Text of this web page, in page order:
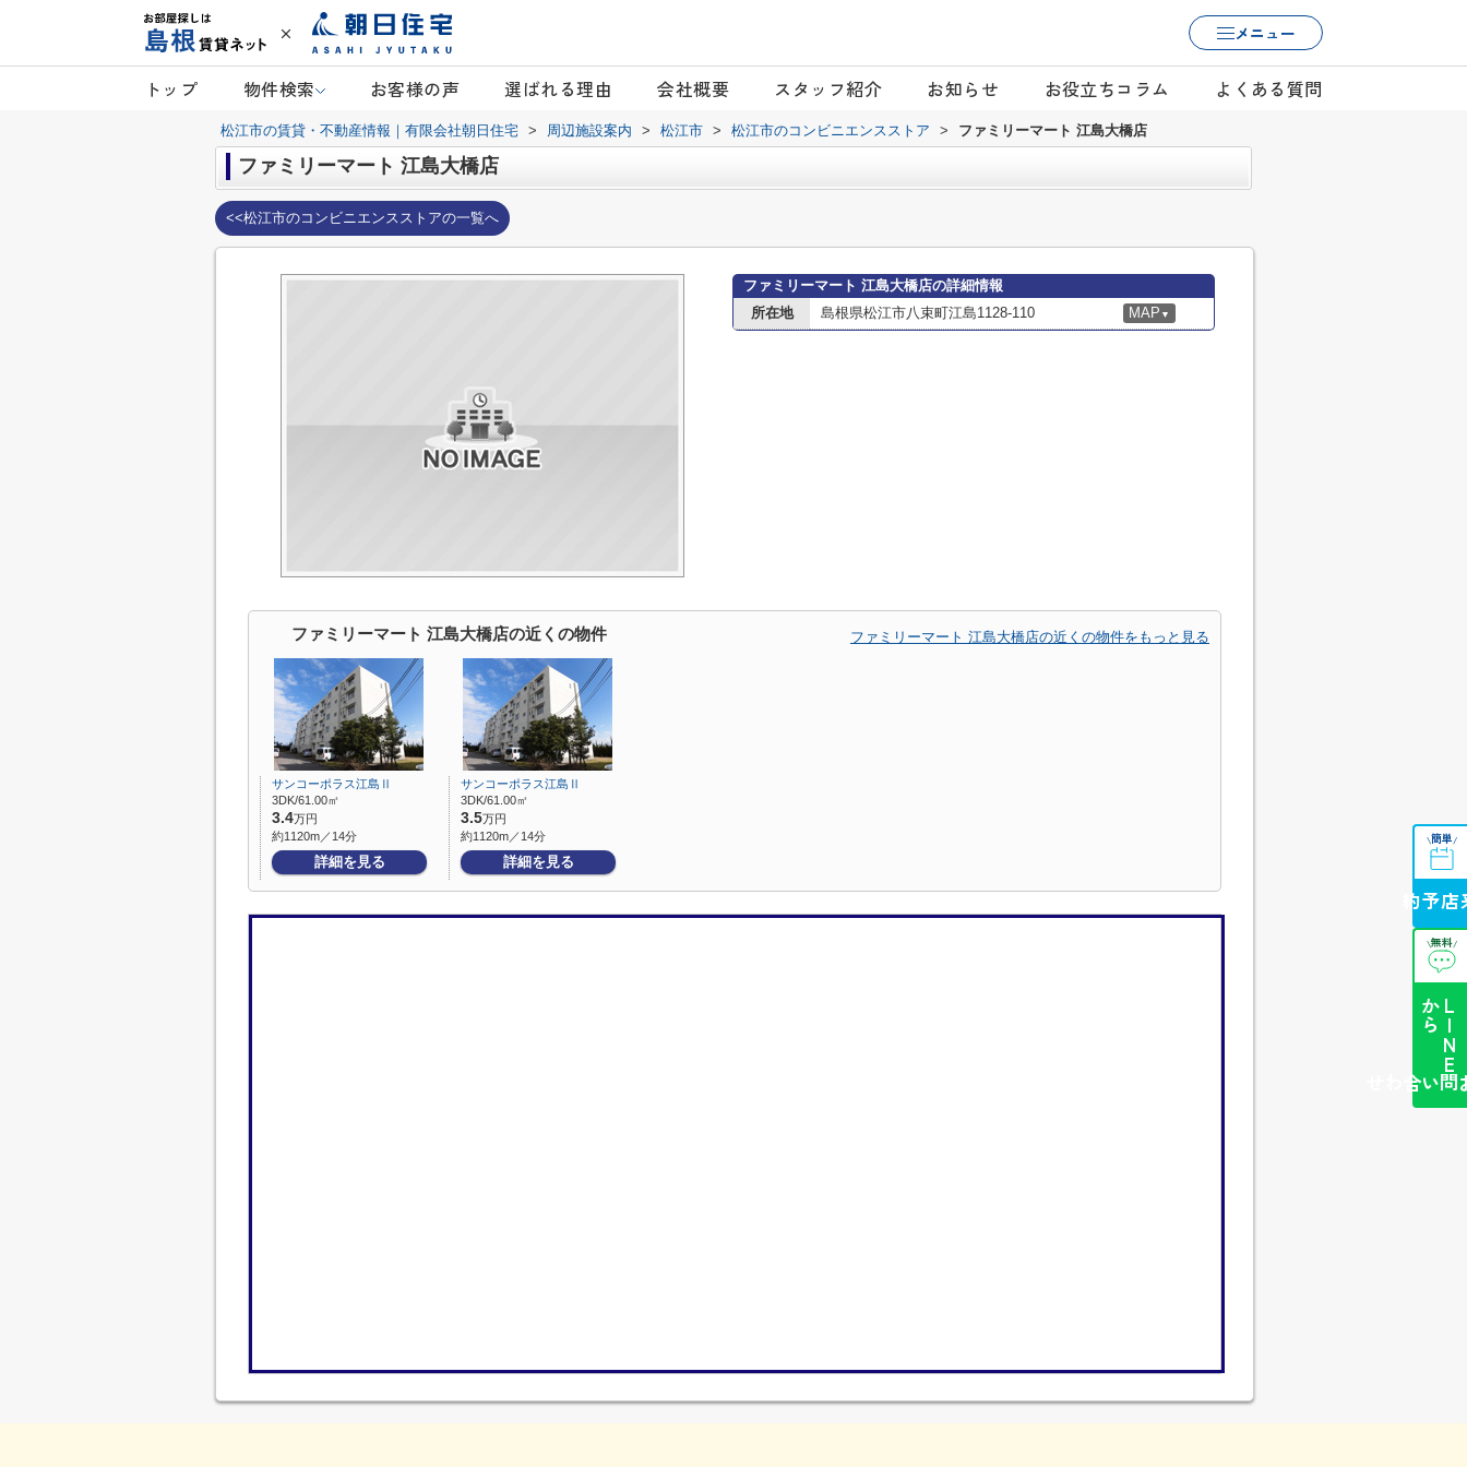
メニュー
トップ 物件検索 お客様の声 選ばれる理由 会社概要 スタッフ紹介 お知らせ お役立ちコラム よくある質問
松江市の賃貸・不動産情報｜有限会社朝日住宅 > 周辺施設案内 > 松江市 > 松江市のコンビニエンスストア > ファミリーマート 江島大橋店
ファミリーマート 江島大橋店
<<松江市のコンビニエンスストアの一覧へ
ファミリーマート 江島大橋店の詳細情報
所在地
島根県松江市八束町江島1128-110 MAP ▼
ファミリーマート 江島大橋店の近くの物件 ファミリーマート 江島大橋店の近くの物件をもっと見る
サンコーポラス江島Ⅱ
3DK/61.00㎡
3.4万円
約1120m／14分
詳細を見る
サンコーポラス江島Ⅱ
3DK/61.00㎡
3.5万円
約1120m／14分
詳細を見る
\簡単/
来店予約
\無料/
L
I
N
E
か
ら